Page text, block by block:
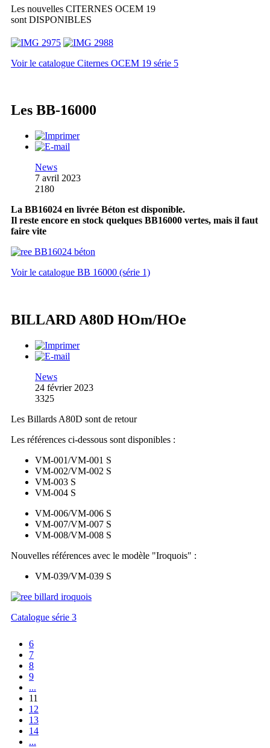
Les nouvelles CITERNES OCEM 19
sont DISPONIBLES
Voir le catalogue Citernes OCEM 19 série 5
Les BB-16000
News
7 avril 2023
2180
La BB16024 en livrée Béton est disponible.
Il reste encore en stock quelques BB16000 vertes, mais il faut
faire vite
Voir le catalogue BB 16000 (série 1)
BILLARD A80D HOm/HOe
News
24 février 2023
3325
Les Billards A80D sont de retour
Les références ci-dessous sont disponibles :
VM-001/VM-001 S
VM-002/VM-002 S
VM-003 S
VM-004 S
VM-006/VM-006 S
VM-007/VM-007 S
VM-008/VM-008 S
Nouvelles références avec le modèle "Iroquois" :
VM-039/VM-039 S
Catalogue série 3
6
7
8
9
...
11
12
13
14
...